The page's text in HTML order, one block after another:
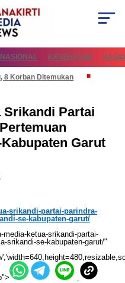
KESEHATAN
8 Korban Ditemukan
Srikandi Partai
Garut
srikandi-partai-parindra-
se-kabupaten-garut/
ketua-srikandi-partai-
srikandi-se-kabupaten-garut/"